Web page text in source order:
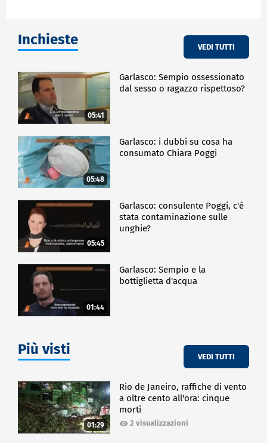
Inchieste VEDI TUTTI
05:41
Garlasco: Sempio ossessionato
dal sesso o ragazzo rispettoso?
05:48
Garlasco: i dubbi su cosa ha
consumato Chiara Poggi
05:45
Garlasco: consulente Poggi, c'è
stata contaminazione sulle
unghie?
01:44
Garlasco: Sempio e la
bottiglietta d'acqua
Più visti VEDI TUTTI
01:29
Rio de Janeiro, raffiche di vento
a oltre cento all'ora: cinque
morti
2 visualizzazioni